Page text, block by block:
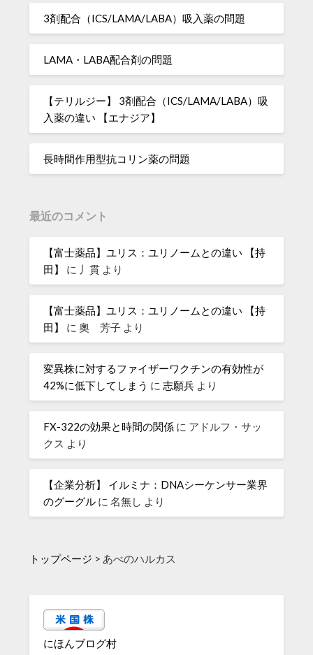
3剤配合（ICS/LAMA/LABA）吸入薬の問題
LAMA・LABA配合剤の問題
【テリルジー】 3剤配合（ICS/LAMA/LABA）吸
入薬の違い 【エナジア】
長時間作用型抗コリン薬の問題
最近のコメント
【富士薬品】ユリス：ユリノームとの違い 【持
田】
に 丿貫 より
【富士薬品】ユリス：ユリノームとの違い 【持
田】
に奧 芳子 より
変異株に対するファイザーワクチンの有効性が
42%に低下してしまう に志願兵 より
FX-322の効果と時間の関係 に アドルフ・サッ
クス より
【企業分析】 イルミナ：DNAシーケンサー業界
のグーグル に名無し より
トップページ > あべのハルカス
にほんブログ村